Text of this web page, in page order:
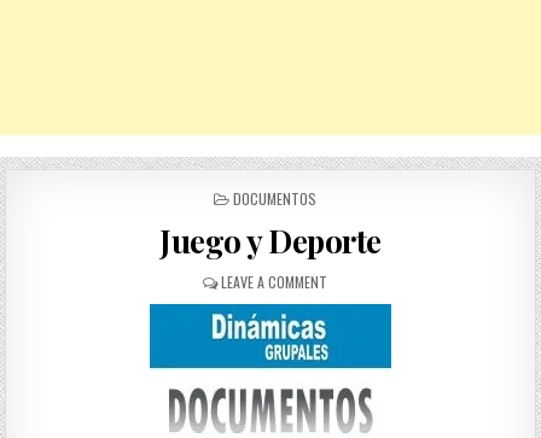
POSTED
DOCUMENTOS
Juego y Deporte
LEAVE A COMMENTON
JUEGO
Y
DEPORTE